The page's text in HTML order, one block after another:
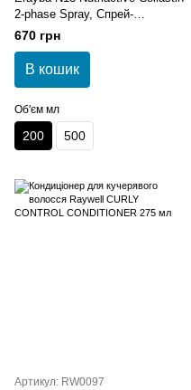
2-phase Spray, Спрей-
кондиціонер з колагеном
двофазний 200 мл
670 грн
В кошик
Об'єм мл
200 500
Артикул: RW0097